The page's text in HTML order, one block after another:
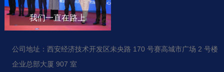
我们一直在路上
公司地址：西安经济技术开发区未央路 170 号赛高城市广场 2 号楼
企业总部大厦 907 室